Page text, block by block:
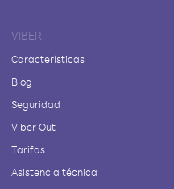
VIBER
Características
Blog
Seguridad
Viber Out
Tarifas
Asistencia técnica